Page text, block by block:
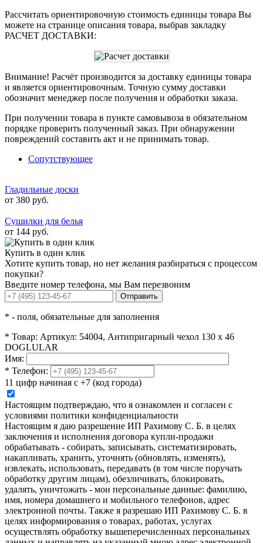
Рассчитать ориентировочную стоимость единицы товара Вы
можете на странице описания товара, выбрав закладку
РАСЧЕТ ДОСТАВКИ:
Внимание! Расчёт производится за доставку единицы товара
и является ориентировочным. Точную сумму доставки
обозначит менеджер после получения и обработки заказа.
При получении товара в пункте самовывоза в обязательном
порядке проверить полученный заказ. При обнаружении
повреждений составить акт и не принимать товар.
Сопутствующее
Гладильные доски
от 380 руб.
Сушилки для белья
от 144 руб.
Купить в один клик
Хотите купить товар, но нет желания разбираться с процессом
покупки?
Введите номер телефона, мы Вам перезвоним
Отправить
* - поля, обязательные для заполнения
* Товар: Артикул: 54004, Антипригарный чехол 130 х 46
DOGLULAR
Имя:
* Телефон:
11 цифр начиная с +7 (код города)
Настоящим подтверждаю, что я ознакомлен и согласен с
условиями политики конфиденциальности
Настоящим я даю разрешение ИП Рахимову С. Б. в целях
заключения и исполнения договора купли-продажи
обрабатывать - собирать, записывать, систематизировать,
накапливать, хранить, уточнять (обновлять, изменять),
извлекать, использовать, передавать (в том числе поручать
обработку другим лицам), обезличивать, блокировать,
удалять, уничтожать - мои персональные данные: фамилию,
имя, номера домашнего и мобильного телефонов, адрес
электронной почты. Также я разрешаю ИП Рахимову С. Б. в
целях информирования о товарах, работах, услугах
осуществлять обработку вышеперечисленных персональных